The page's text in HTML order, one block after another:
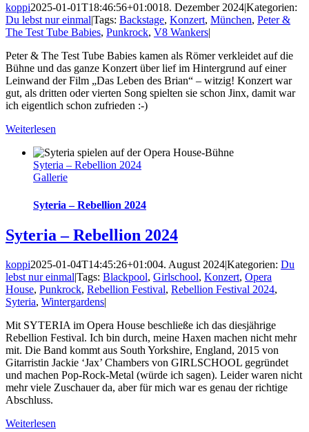
koppi2025-01-01T18:46:56+01:0018. Dezember 2024|Kategorien:
Du lebst nur einmal|Tags: Backstage, Konzert, München, Peter &
The Test Tube Babies, Punkrock, V8 Wankers|
Peter & The Test Tube Babies kamen als Römer verkleidet auf die
Bühne und das ganze Konzert über lief im Hintergrund auf einer
Leinwand der Film „Das Leben des Brian“ – witzig! Konzert war
gut, als dritten oder vierten Song spielten sie schon Jinx, damit war
ich eigentlich schon zufrieden :-)
Weiterlesen
Syteria – Rebellion 2024
Gallerie
Syteria – Rebellion 2024
Syteria – Rebellion 2024
koppi2025-01-04T14:45:26+01:004. August 2024|Kategorien: Du
lebst nur einmal|Tags: Blackpool, Girlschool, Konzert, Opera
House, Punkrock, Rebellion Festival, Rebellion Festival 2024,
Syteria, Wintergardens|
Mit SYTERIA im Opera House beschließe ich das diesjährige
Rebellion Festival. Ich bin durch, meine Haxen machen nicht mehr
mit. Die Band kommt aus South Yorkshire, England, 2015 von
Gitarristin Jackie ‘Jax’ Chambers von GIRLSCHOOL gegründet
und machen Pop-Rock-Metal (würde ich sagen). Leider waren nicht
mehr viele Zuschauer da, aber für mich war es genau der richtige
Abschluss.
Weiterlesen